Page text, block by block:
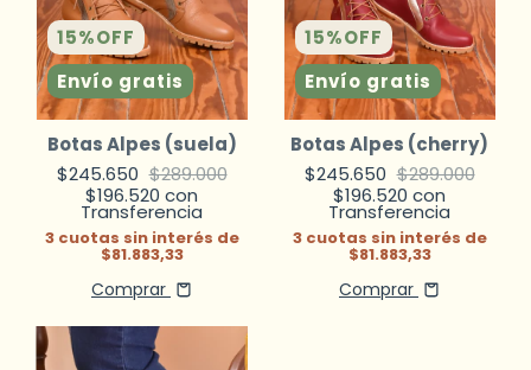
15%OFF
Envío gratis
Botas Alpes (suela)
$245.650 $289.000
$196.520 con
Transferencia
3 cuotas sin interés de
$81.883,33
Comprar
15%OFF
Envío gratis
Botas Alpes (cherry)
$245.650 $289.000
$196.520 con
Transferencia
3 cuotas sin interés de
$81.883,33
Comprar